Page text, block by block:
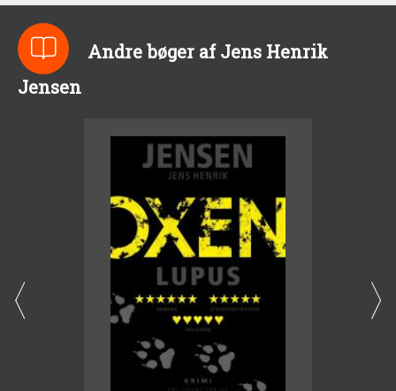
Andre bøger af Jens Henrik
Jensen